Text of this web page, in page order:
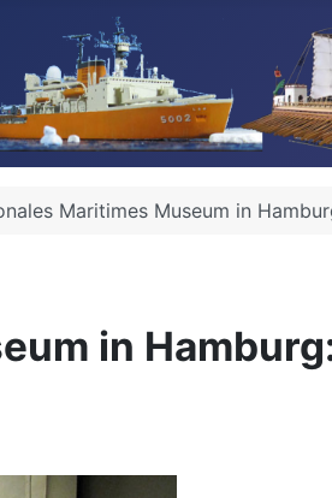
Maritimes Museum in
in